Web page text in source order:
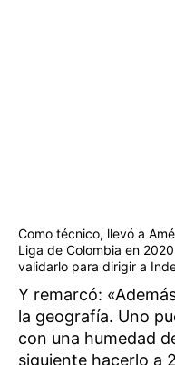
Como técnico, llevó a
Liga de Colombia en
validarlo para dirigir a
Y remarcó:
la geografía. Uno
con una humedad
siguiente hacerlo a